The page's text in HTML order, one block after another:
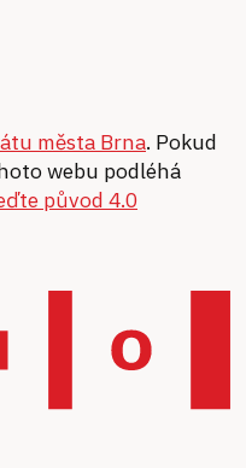
města Brna. Pokud
webu podléhá
původ 4.0